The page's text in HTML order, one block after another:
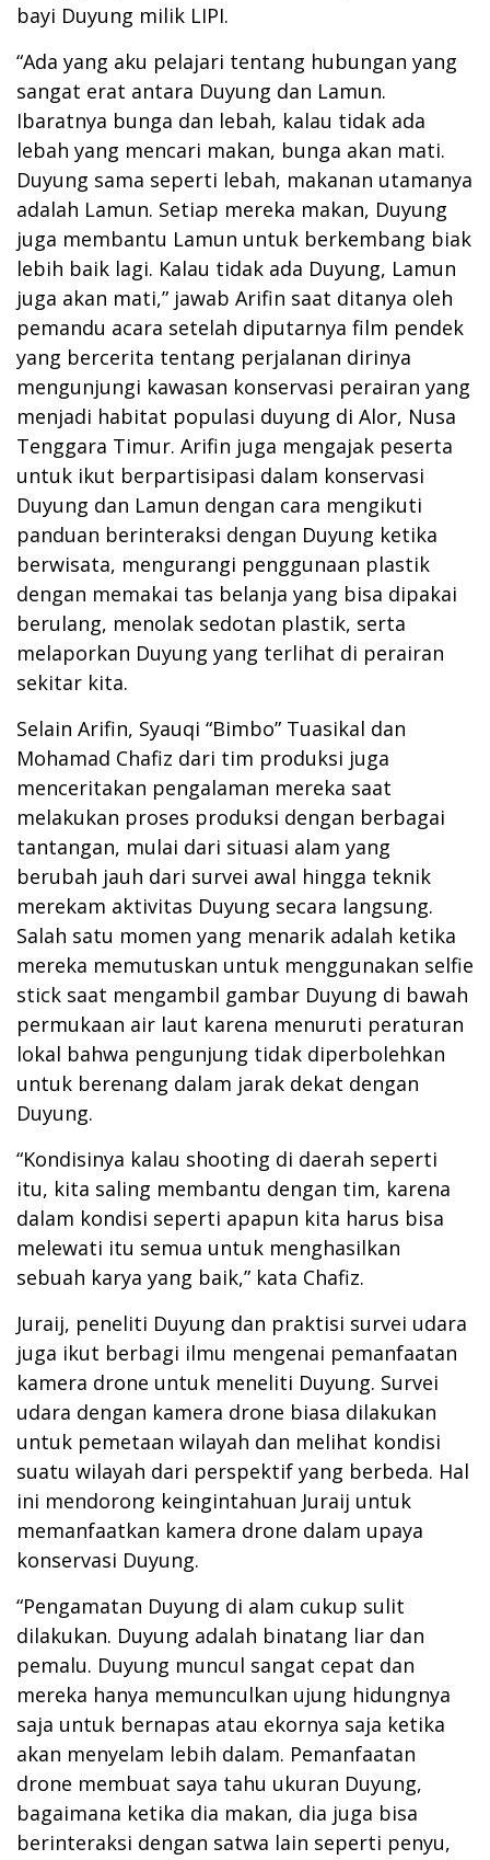
bayi Duyung milik LIPI.
“Ada yang aku pelajari tentang hubungan yang
sangat erat antara Duyung dan Lamun.
Ibaratnya bunga dan lebah, kalau tidak ada
lebah yang mencari makan, bunga akan mati.
Duyung sama seperti lebah, makanan utamanya
adalah Lamun. Setiap mereka makan, Duyung
juga membantu Lamun untuk berkembang biak
lebih baik lagi. Kalau tidak ada Duyung, Lamun
juga akan mati,” jawab Arifin saat ditanya oleh
pemandu acara setelah diputarnya film pendek
yang bercerita tentang perjalanan dirinya
mengunjungi kawasan konservasi perairan yang
menjadi habitat populasi duyung di Alor, Nusa
Tenggara Timur. Arifin juga mengajak peserta
untuk ikut berpartisipasi dalam konservasi
Duyung dan Lamun dengan cara mengikuti
panduan berinteraksi dengan Duyung ketika
berwisata, mengurangi penggunaan plastik
dengan memakai tas belanja yang bisa dipakai
berulang, menolak sedotan plastik, serta
melaporkan Duyung yang terlihat di perairan
sekitar kita.
Selain Arifin, Syauqi “Bimbo” Tuasikal dan
Mohamad Chafiz dari tim produksi juga
menceritakan pengalaman mereka saat
melakukan proses produksi dengan berbagai
tantangan, mulai dari situasi alam yang
berubah jauh dari survei awal hingga teknik
merekam aktivitas Duyung secara langsung.
Salah satu momen yang menarik adalah ketika
mereka memutuskan untuk menggunakan selfie
stick saat mengambil gambar Duyung di bawah
permukaan air laut karena menuruti peraturan
lokal bahwa pengunjung tidak diperbolehkan
untuk berenang dalam jarak dekat dengan
Duyung.
“Kondisinya kalau shooting di daerah seperti
itu, kita saling membantu dengan tim, karena
dalam kondisi seperti apapun kita harus bisa
melewati itu semua untuk menghasilkan
sebuah karya yang baik,” kata Chafiz.
Juraij, peneliti Duyung dan praktisi survei udara
juga ikut berbagi ilmu mengenai pemanfaatan
kamera drone untuk meneliti Duyung. Survei
udara dengan kamera drone biasa dilakukan
untuk pemetaan wilayah dan melihat kondisi
suatu wilayah dari perspektif yang berbeda. Hal
ini mendorong keingintahuan Juraij untuk
memanfaatkan kamera drone dalam upaya
konservasi Duyung.
“Pengamatan Duyung di alam cukup sulit
dilakukan. Duyung adalah binatang liar dan
pemalu. Duyung muncul sangat cepat dan
mereka hanya memunculkan ujung hidungnya
saja untuk bernapas atau ekornya saja ketika
akan menyelam lebih dalam. Pemanfaatan
drone membuat saya tahu ukuran Duyung,
bagaimana ketika dia makan, dia juga bisa
berinteraksi dengan satwa lain seperti penyu,